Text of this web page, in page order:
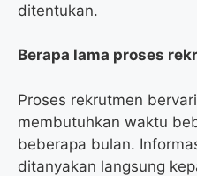
ditentukan.
Berapa lama proses
Proses rekrutmen
membutuhkan waktu
beberapa bulan.
ditanyakan langsung